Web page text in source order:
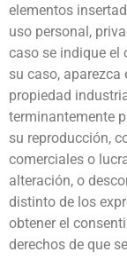
elementos
uso personal,
caso se indique el
su caso,
propiedad
terminantemente
su reproducción,
comerciales o
alteración, o
distinto de los
obtener el
derechos de que